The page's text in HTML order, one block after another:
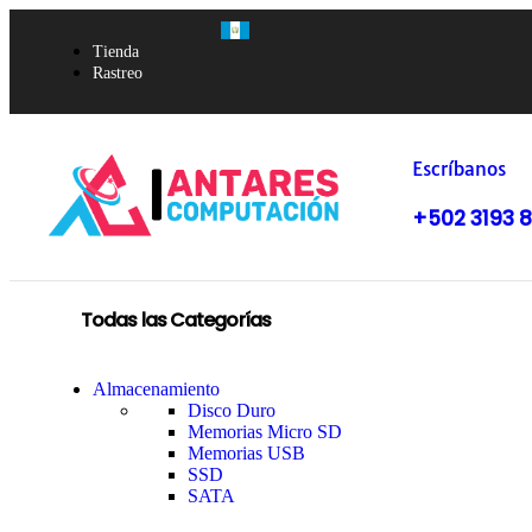
Tienda
Rastreo
Escríbanos
+502 3193
Todas las Categorías
Almacenamiento
Disco Duro
Memorias Micro SD
Memorias USB
SSD
SATA